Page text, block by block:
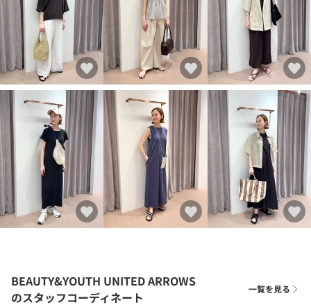
BEAUTY&YOUTH UNITED ARROWS
のスタッフコーディネート
一覧を見る